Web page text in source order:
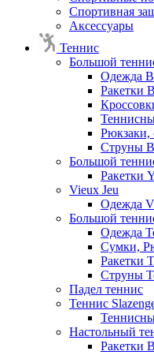
Спортивная
Аксессуары
Теннис
Большой
Одежда
Ракетки
Рюкзаки,
Струны
Большой
Ракетки
Vieux Jeu
Одежда
Большой
Одежда
Сумки,
Ракетки
Струны
Падел теннис
Теннис
Настольный
Ракетки